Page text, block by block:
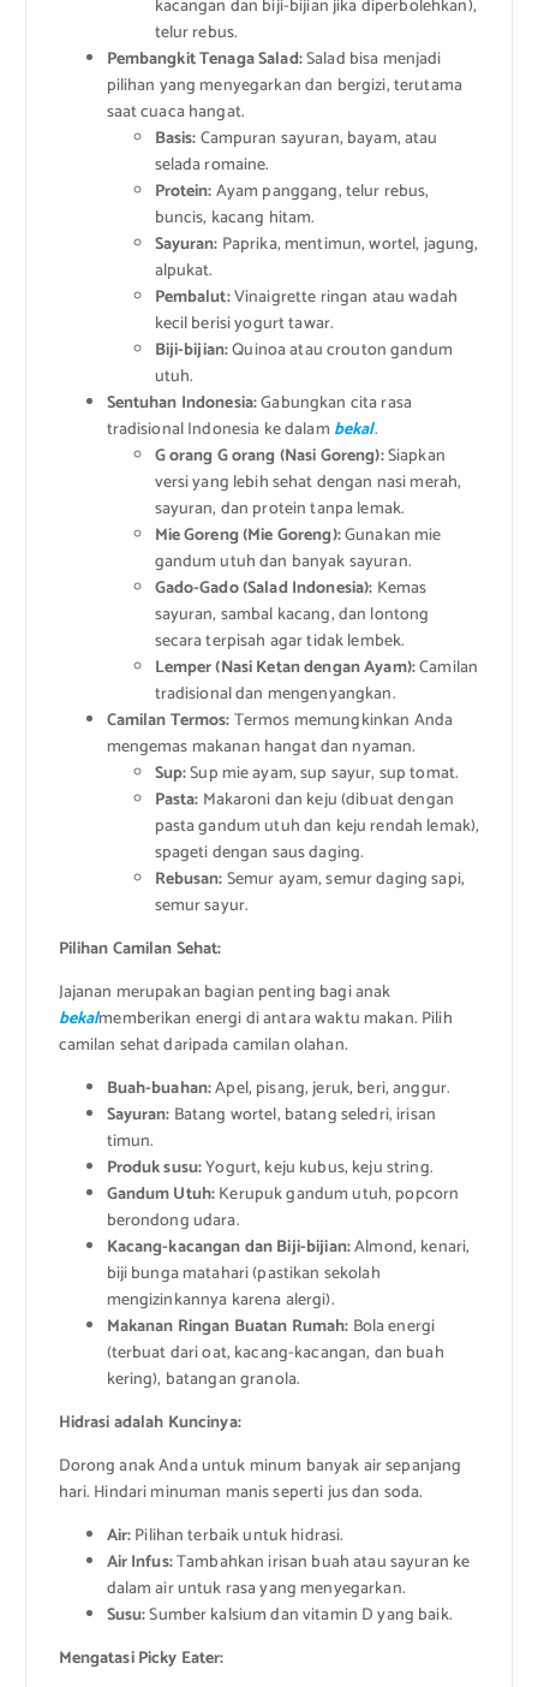
kacangan dan biji-bijian jika diperbolehkan),
telur rebus.
Pembangkit Tenaga Salad:Salad bisa menjadi
pilihan yang menyegarkan dan bergizi, terutama
saat cuaca hangat.
Basis:Campuran sayuran, bayam, atau
selada romaine.
Protein:Ayam panggang, telur rebus,
buncis, kacang hitam.
Sayuran: Paprika, mentimun, wortel, jagung,
alpukat.
Pembalut:Vinaigrette ringan atau wadah
kecil berisi yogurt tawar.
Biji-bijian:Quinoa atau crouton gandum
utuh.
Sentuhan Indonesia:Gabungkan cita rasa
tradisional Indonesia ke dalam bekal.
G orang G orang (Nasi Goreng):Siapkan
versi yang lebih sehat dengan nasi merah,
sayuran, dan protein tanpa lemak.
Mie Goreng (Mie Goreng):Gunakan mie
gandum utuh dan banyak sayuran.
Gado-Gado (Salad Indonesia): Kemas
sayuran, sambal kacang, dan lontong
secara terpisah agar tidak lembek.
Lemper (Nasi Ketan dengan Ayam):Camilan
tradisional dan mengenyangkan.
Camilan Termos:Termos memungkinkan Anda
mengemas makanan hangat dan nyaman.
Sup:Sup mie ayam, sup sayur, sup tomat.
Pasta: Makaroni dan keju (dibuat dengan
pasta gandum utuh dan keju rendah lemak),
spageti dengan saus daging.
Rebusan:Semur ayam, semur daging sapi,
semur sayur.
Pilihan Camilan Sehat:
Jajanan merupakan bagian penting bagi anak
bekalmemberikan energi di antara waktu makan. Pilih
camilan sehat daripada camilan olahan.
Buah-buahan:Apel, pisang, jeruk, beri, anggur.
Sayuran: Batang wortel, batang seledri, irisan
timun.
Produk susu:Yogurt, keju kubus, keju string.
Gandum Utuh:Kerupuk gandum utuh, popcorn
berondong udara.
Kacang-kacangan dan Biji-bijian:Almond, kenari,
biji bunga matahari (pastikan sekolah
mengizinkannya karena alergi).
Makanan Ringan Buatan Rumah: Bola energi
(terbuat dari oat, kacang-kacangan, dan buah
kering), batangan granola.
Hidrasi adalah Kuncinya:
Dorong anak Anda untuk minum banyak air sepanjang
hari. Hindari minuman manis seperti jus dan soda.
Air:Pilihan terbaik untuk hidrasi.
Air Infus:Tambahkan irisan buah atau sayuran ke
dalam air untuk rasa yang menyegarkan.
Susu:Sumber kalsium dan vitamin D yang baik.
Mengatasi Picky Eater: